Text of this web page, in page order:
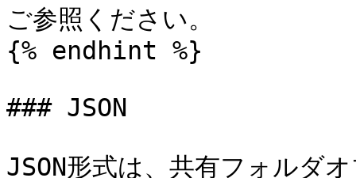
ご参照ください。
{% endhint %}
### JSON
JSON形式は、共有フォルダ